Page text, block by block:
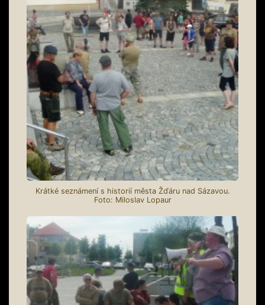
Krátké seznámení s historií města Žďáru nad Sázavou.
Foto: Miloslav Lopaur